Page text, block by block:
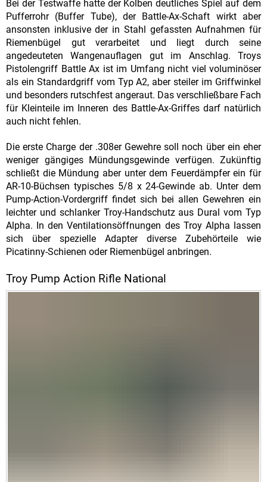
Bei der Testwaffe hatte der Kolben deutliches Spiel auf dem
Pufferrohr (Buffer Tube), der Battle-Ax-Schaft wirkt aber
ansonsten inklusive der in Stahl gefassten Aufnahmen für
Riemenbügel gut verarbeitet und liegt durch seine
angedeuteten Wangenauflagen gut im Anschlag. Troys
Pistolengriff Battle Ax ist im Umfang nicht viel voluminöser
als ein Standardgriff vom Typ A2, aber steiler im Griffwinkel
und besonders rutschfest angeraut. Das verschließbare Fach
für Kleinteile im Inneren des Battle-Ax-Griffes darf natürlich
auch nicht fehlen.
Die erste Charge der .308er Gewehre soll noch über ein eher
weniger gängiges Mündungsgewinde verfügen. Zukünftig
schließt die Mündung aber unter dem Feuerdämpfer ein für
AR-10-Büchsen typisches 5/8 x 24-Gewinde ab. Unter dem
Pump-Action-Vordergriff findet sich bei allen Gewehren ein
leichter und schlanker Troy-Handschutz aus Dural vom Typ
Alpha. In den Ventilationsöffnungen des Troy Alpha lassen
sich über spezielle Adapter diverse Zubehörteile wie
Picatinny-Schienen oder Riemenbügel anbringen.
Troy Pump Action Rifle National